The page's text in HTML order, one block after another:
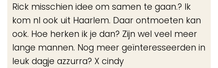
Rick misschien idee om samen te gaan.? Ik
kom nl ook uit Haarlem. Daar ontmoeten kan
ook. Hoe herken ik je dan? Zijn wel veel meer
lange mannen. Nog meer geïnteresseerden in
leuk dagje azzurra? X cindy